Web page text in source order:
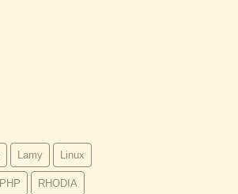
Lamy Linux
PHP RHODIA